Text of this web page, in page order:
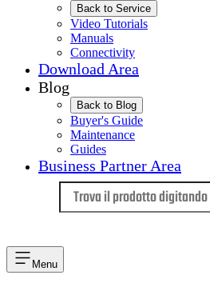
Back to Service
Video Tutorials
Manuals
Connectivity
Download Area
Blog
Back to Blog
Buyer's Guide
Maintenance
Guides
Business Partner Area
Menu